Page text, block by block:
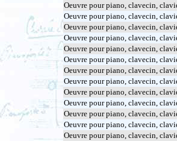
Oeuvre pour piano, clavecin,
Oeuvre pour piano, clavecin,
Oeuvre pour piano, clavecin,
Oeuvre pour piano, clavecin,
Oeuvre pour piano, clavecin,
Oeuvre pour piano, clavecin,
Oeuvre pour piano, clavecin,
Oeuvre pour piano, clavecin,
Oeuvre pour piano, clavecin,
Oeuvre pour piano, clavecin,
Oeuvre pour piano, clavecin,
Oeuvre pour piano, clavecin,
Oeuvre pour piano, clavecin,